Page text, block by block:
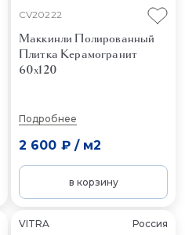
CV20222
Маккинли Полированный
Плитка Керамогранит
60x120
Подробнее
2 600 ₽/ м2
в корзину
VITRA Россия